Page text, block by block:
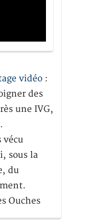
vidéo :
des
une IVG,
vécu
sous la
du
Ouches